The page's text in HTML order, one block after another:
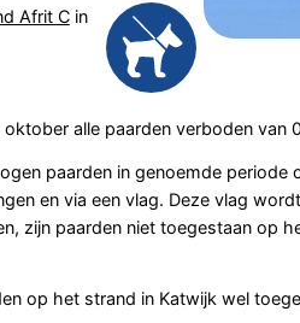
Afrit Cin
alle paarden verboden van
paarden in genoemde
en via een vlag. Deze vlag
zijn paarden niet toegestaan op
op het strand in Katwijk wel